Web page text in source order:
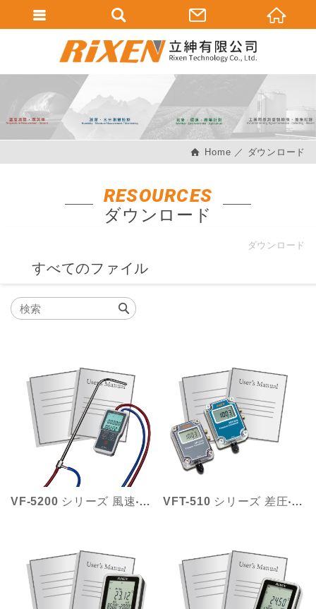
Home ダウンロード
RESOURCES
ダウンロード
ダウンロード
すべてのファイル
VF-5200 シリーズ 風速‧風量‧差圧計 VFT-510 シリーズ 差圧‧圧力変換器
會員登入
加入會員
忘記密碼
訂單查詢
個人資料修改
填寫匯款通知